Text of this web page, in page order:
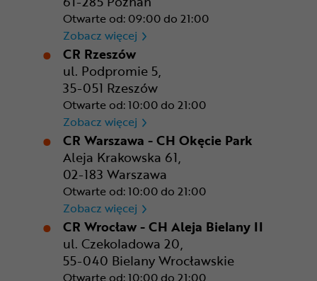
Otwarte od: 09:00 do 21:00
Zobacz więcej CR Poznań - M1 Poznań
CR Rzeszów
ul. Podpromie 5,
35-051 Rzeszów
Otwarte od: 10:00 do 21:00
Zobacz więcej CR Rzeszów
CR Warszawa - CH Okęcie Park
Aleja Krakowska 61,
02-183 Warszawa
Otwarte od: 10:00 do 21:00
Zobacz więcej CR Warszawa - CH Okęcie
CR Wrocław - CH Aleja Bielany II
ul. Czekoladowa 20,
55-040 Bielany Wrocławskie
Otwarte od: 10:00 do 21:00